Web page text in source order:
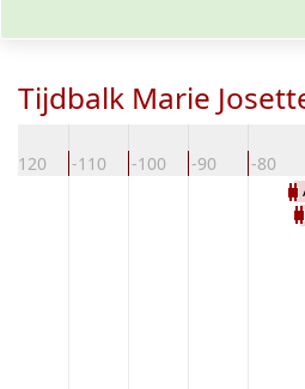
Tijdbalk Marie
-120 -110 -100 -90 -80